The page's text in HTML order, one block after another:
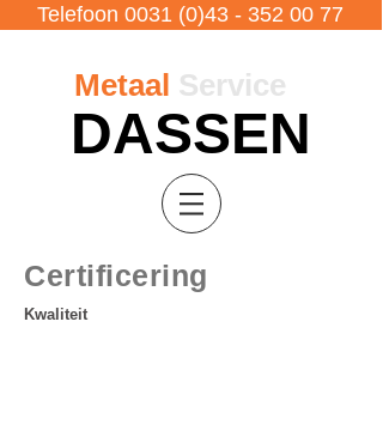
Telefoon 0031 (0)43 - 352 00 77
Metaal Service
DASSEN
Certificering
Kwaliteit